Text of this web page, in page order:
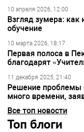
10 апреля 2026, 12:00
Взгляд зумера:
обучение
10 марта 2026, 18:17
Первая полоса в
благодарят
11 декабря 2025, 21:40
Решение проблемы
много времени,
Все топ новости
Топ блоги